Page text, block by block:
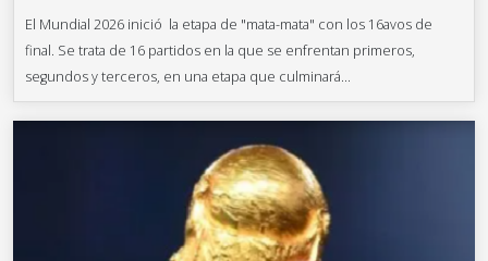
El Mundial 2026 inició la etapa de "mata-mata" con los 16avos de
final. Se trata de 16 partidos en la que se enfrentan primeros,
segundos y terceros, en una etapa que culminará...